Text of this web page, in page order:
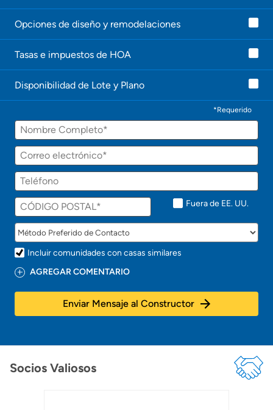
Opciones de diseño y remodelaciones
Tasas e impuestos de HOA
Disponibilidad de Lote y Plano
*Requerido
Fuera de EE. UU.
Incluir comunidades con casas similares
AGREGAR COMENTARIO
Enviar Mensaje al Constructor
Socios Valiosos